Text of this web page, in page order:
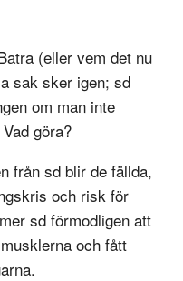
(eller vem det nu
sak sker igen; sd
om man inte
göra?
från sd blir de fällda,
och risk för
sd förmodligen att
och fått